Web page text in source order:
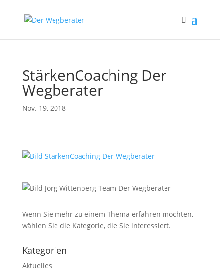
StärkenCoaching Der
Wegberater
Nov. 19, 2018
Wenn Sie mehr zu einem Thema erfahren möchten,
wählen Sie die Kategorie, die Sie interessiert.
Kategorien
Aktuelles